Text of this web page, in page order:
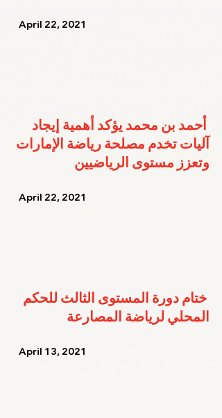
   April 22, 2021
أحمد بن محمد يؤكد أهمية إيجاد
آليات تخدم مصلحة رياضة الإمارات
وتعزز مستوى الرياضيين
   April 22, 2021
ختام دورة المستوى الثالث للحكم
المحلي لرياضة المصارعة
   April 13, 2021